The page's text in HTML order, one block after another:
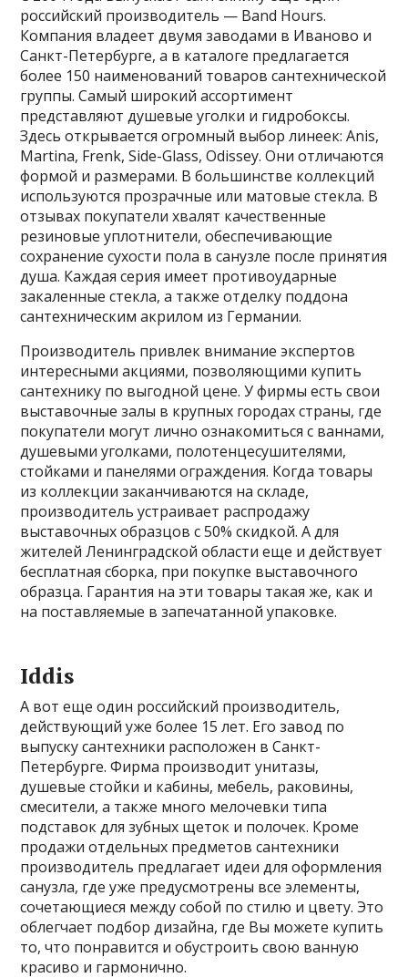
российский производитель — Band Hours.
Компания владеет двумя заводами в Иваново и
Санкт-Петербурге, а в каталоге предлагается
более 150 наименований товаров сантехнической
группы. Самый широкий ассортимент
представляют душевые уголки и гидробоксы.
Здесь открывается огромный выбор линеек: Anis,
Martina, Frenk, Side-Glass, Odissey. Они отличаются
формой и размерами. В большинстве коллекций
используются прозрачные или матовые стекла. В
отзывах покупатели хвалят качественные
резиновые уплотнители, обеспечивающие
сохранение сухости пола в санузле после принятия
душа. Каждая серия имеет противоударные
закаленные стекла, а также отделку поддона
сантехническим акрилом из Германии.
Производитель привлек внимание экспертов
интересными акциями, позволяющими купить
сантехнику по выгодной цене. У фирмы есть свои
выставочные залы в крупных городах страны, где
покупатели могут лично ознакомиться с ваннами,
душевыми уголками, полотенцесушителями,
стойками и панелями ограждения. Когда товары
из коллекции заканчиваются на складе,
производитель устраивает распродажу
выставочных образцов с 50% скидкой. А для
жителей Ленинградской области еще и действует
бесплатная сборка, при покупке выставочного
образца. Гарантия на эти товары такая же, как и
на поставляемые в запечатанной упаковке.
Iddis
А вот еще один российский производитель,
действующий уже более 15 лет. Его завод по
выпуску сантехники расположен в Санкт-
Петербурге. Фирма производит унитазы,
душевые стойки и кабины, мебель, раковины,
смесители, а также много мелочевки типа
подставок для зубных щеток и полочек. Кроме
продажи отдельных предметов сантехники
производитель предлагает идеи для оформления
санузла, где уже предусмотрены все элементы,
сочетающиеся между собой по стилю и цвету. Это
облегчает подбор дизайна, где Вы можете купить
то, что понравится и обустроить свою ванную
красиво и гармонично.